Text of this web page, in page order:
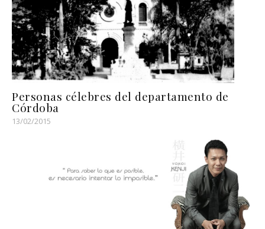
Personas célebres del departamento de
Córdoba
13/02/2015